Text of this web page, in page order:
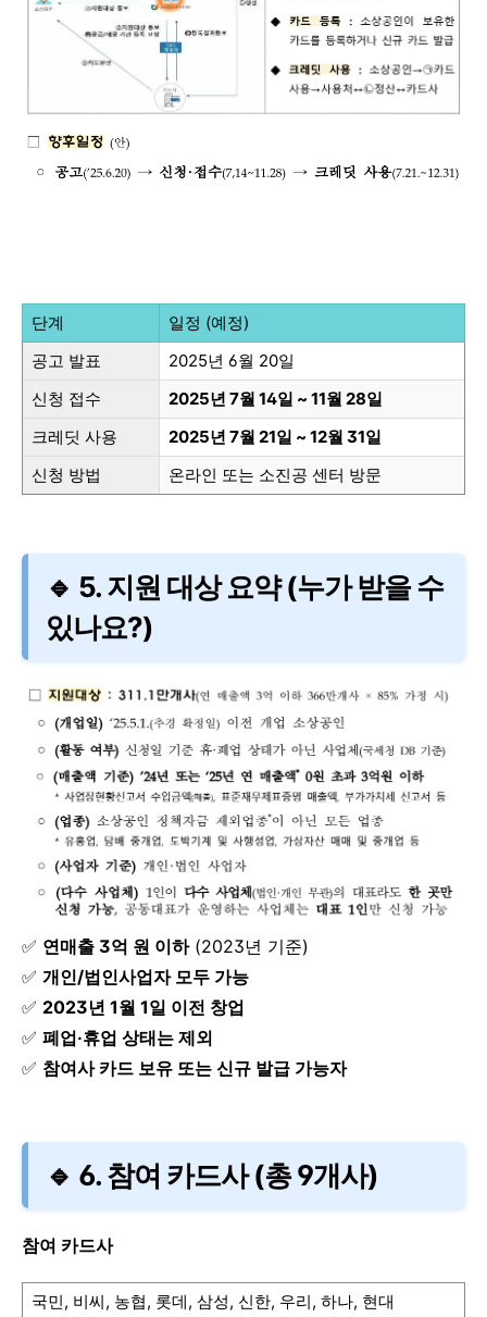
단계
일정 (예정)
공고 발표
2025년 6월 20일
신청 접수
2025년 7월 14일 ~ 11월 28일
크레딧 사용
2025년 7월 21일 ~ 12월 31일
신청 방법
온라인 또는 소진공 센터 방문
🔹 5. 지원 대상 요약 (누가 받을 수
있나요?)
✅ 연매출 3억 원 이하(2023년 기준)
✅ 개인/법인사업자 모두 가능
✅ 2023년 1월 1일 이전 창업
✅ 폐업·휴업 상태는 제외
✅ 참여사 카드 보유 또는 신규 발급 가능자
🔹 6. 참여 카드사 (총 9개사)
참여 카드사
국민, 비씨, 농협, 롯데, 삼성, 신한, 우리, 하나, 현대